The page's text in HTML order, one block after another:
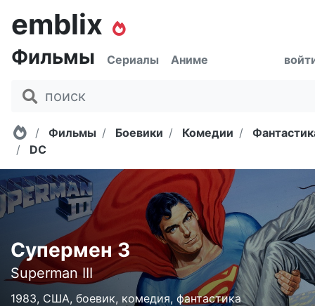
emblix
Фильмы Сериалы Аниме
Главная
Фильмы Боевики Комедии
DC
Супермен 3
Superman III
1983, США, боевик, комедия, фантастика